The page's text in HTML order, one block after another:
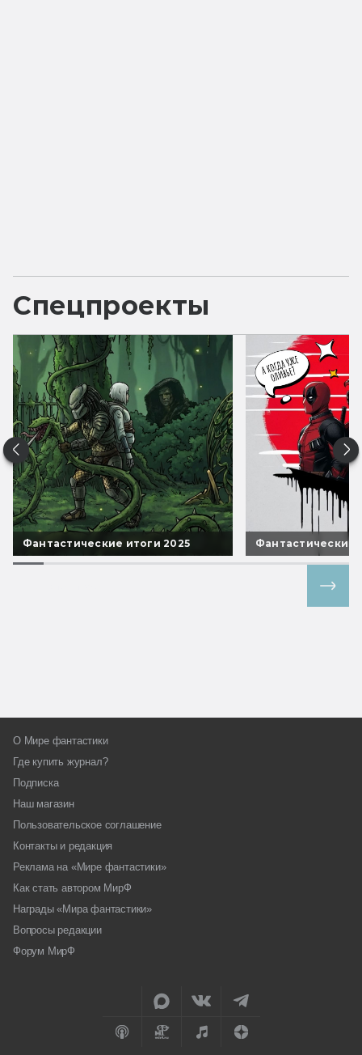
Спецпроекты
Фантастические итоги 2025 Фантастические
О Мире фантастики
Где купить журнал?
Подписка
Наш магазин
Пользовательское соглашение
Контакты и редакция
Реклама на «Мире фантастики»
Как стать автором МирФ
Награды «Мира фантастики»
Вопросы редакции
Форум МирФ